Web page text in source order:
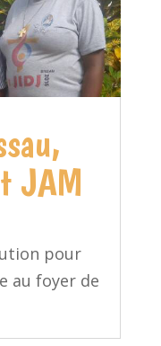
JAM
pour
au foyer de